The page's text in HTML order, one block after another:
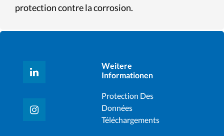
protection contre la corrosion.
Weitere
Informationen
Protection Des
Données
Téléchargements